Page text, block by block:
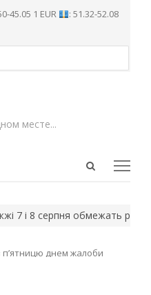
45.05 1 EUR
: 51.32-52.08
месте...
Open
7 і 8 серпня обмежать рух
п’ятницю днем жалоби